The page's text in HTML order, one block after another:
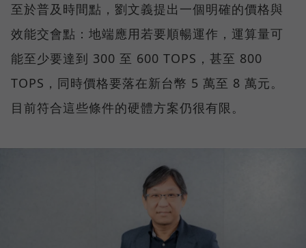
至於普及時間點，劉文義提出一個明確的價格與
效能交會點：地端應用若要順暢運作，運算量可
能至少要達到 300 至 600 TOPS，甚至 800
TOPS，同時價格要落在新台幣 5 萬至 8 萬元。
目前符合這些條件的硬體方案仍很有限。